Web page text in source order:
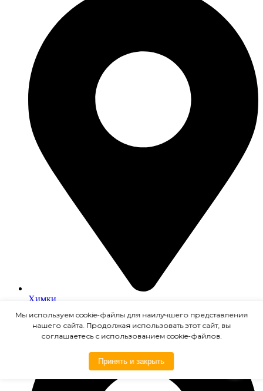
Химки
Мы используем cookie-файлы для наилучшего представления
нашего сайта. Продолжая использовать этот сайт, вы
соглашаетесь с использованием cookie-файлов.
Принять и закрыть